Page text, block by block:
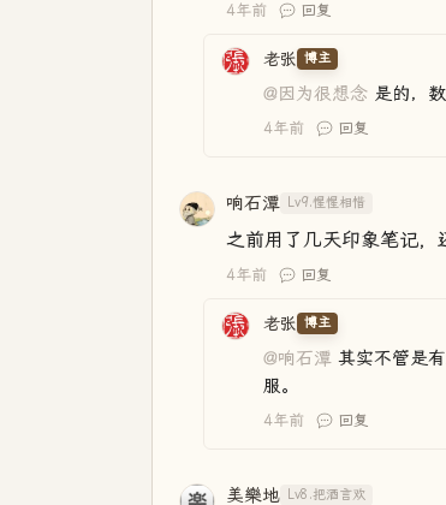
4年前 回复
老张 博主
@因为很想念 是的，
4年前 回复
响石潭 Lv9.惺惺相惜
之前用了几天印象笔记，
4年前 回复
老张 博主
@响石潭 其实不管是
服。
4年前 回复
美樂地 Lv8.把酒言欢